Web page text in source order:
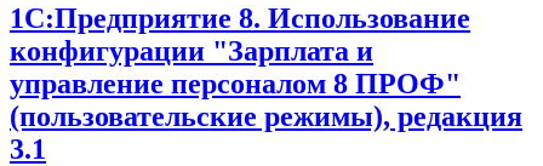
1С:Предприятие 8. Использование
конфигурации "Зарплата и
управление персоналом 8 ПРОФ"
(пользовательские режимы), редакция
3.1